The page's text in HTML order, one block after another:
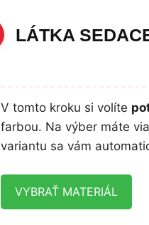
LÁTKA
V tomto kroku si volíte
farbou. Na výber máte
variantu sa vám
VYBRAŤ MATERIÁL